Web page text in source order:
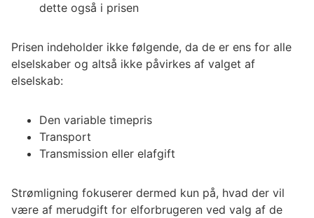
dette også i prisen
Prisen indeholder ikke følgende, da de er ens for alle
elselskaber og altså ikke påvirkes af valget af
elselskab:
Den variable timepris
Transport
Transmission eller elafgift
Strømligning fokuserer dermed kun på, hvad der vil
være af merudgift for elforbrugeren ved valg af de